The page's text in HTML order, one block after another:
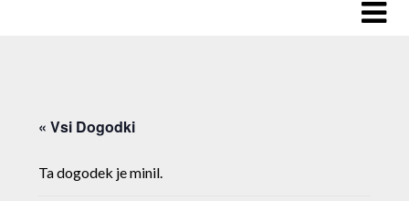
« Vsi Dogodki
Ta dogodek je minil.